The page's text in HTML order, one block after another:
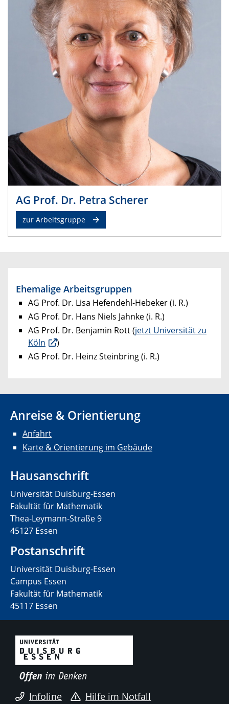
AG Prof. Dr. Petra Scherer
zur Arbeitsgruppe
Ehemalige Arbeitsgruppen
AG Prof. Dr. Lisa Hefendehl-Hebeker (i. R.)
AG Prof. Dr. Hans Niels Jahnke (i. R.)
AG Prof. Dr. Benjamin Rott (jetzt Universität zu
Köln
)
AG Prof. Dr. Heinz Steinbring (i. R.)
Anreise & Orientierung
Anfahrt
Karte & Orientierung im Gebäude
Hausanschrift
Universität Duisburg-Essen
Fakultät für Mathematik
Thea-Leymann-Straße 9
45127 Essen
Postanschrift
Universität Duisburg-Essen
Campus Essen
Fakultät für Mathematik
45117 Essen
Infoline Hilfe im Notfall